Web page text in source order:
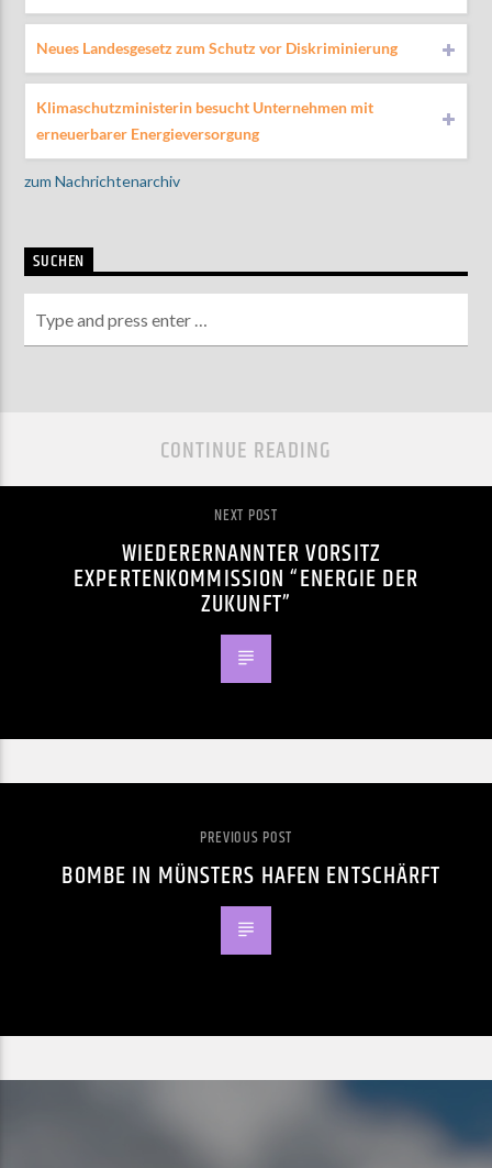
Neues Landesgesetz zum Schutz vor Diskriminierung
Klimaschutzministerin besucht Unternehmen mit
erneuerbarer Energieversorgung
zum Nachrichtenarchiv
SUCHEN
CONTINUE READING
NEXT POST
WIEDERERNANNTER VORSITZ
EXPERTENKOMMISSION “ENERGIE DER
ZUKUNFT”
PREVIOUS POST
BOMBE IN MÜNSTERS HAFEN ENTSCHÄRFT